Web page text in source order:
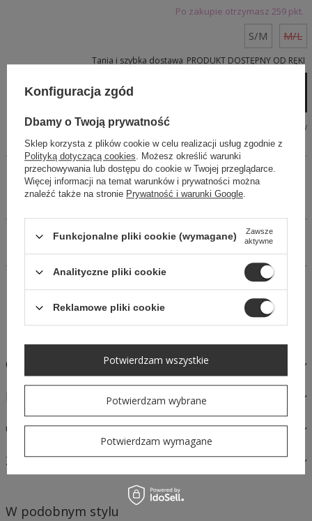
Po zakupie otrzymasz 259 pkt.
Tabela wymiarów
S/M M/L
Dodaj do koszyka
Szybkie zakupy 1-Click
(bez rejestracji)
Tania i szybka dostawa PRODUKT DOSTĘPNY OD RĘKI
Czarna mini sukienka z falbanami na wysokości biustu.
Zapinana na kryty zamek. Krój dopasowany. Dekolt prosty.
Kup Teraz, zapłać za 30 dni
Bezpieczne zakupy
OPIS
MATERIAŁY I PIELĘGNACJA
OPINIE
ZAPYTAJ O PRODUKT
W podobnym stylu
Konfiguracja zgód
Dbamy o Twoją prywatność
Sklep korzysta z plików cookie w celu realizacji usług zgodnie z
Polityką dotyczącą cookies. Możesz określić warunki
przechowywania lub dostępu do cookie w Twojej przeglądarce.
Więcej informacji na temat warunków i prywatności można
znaleźć także na stronie Prywatność i warunki Google.
Funkcjonalne pliki cookie (wymagane)
Zawsze
aktywne
Analityczne pliki cookie
Reklamowe pliki cookie
Potwierdzam wybrane
Potwierdzam wymagane
Potwierdzam wszystkie